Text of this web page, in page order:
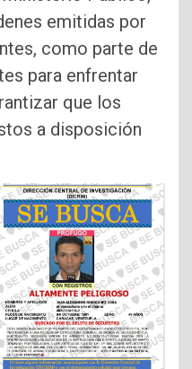
emitidas por
como parte de
para enfrentar
que los
a disposición